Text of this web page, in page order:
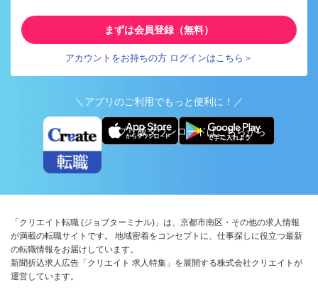
まずは会員登録（無料）
アカウントをお持ちの方 ログインはこちら＞
＼アプリのご利用でもっと便利に！／
アプリ版ダウンロードはこちらから
「クリエイト転職 (ジョブターミナル)」は、京都市南区・その他の求人情報
が満載の転職サイトです。 地域密着をコンセプトに、仕事探しに役立つ最新
の転職情報をお届けしています。
新聞折込求人広告「クリエイト 求人特集」を展開する株式会社クリエイトが
運営しています。